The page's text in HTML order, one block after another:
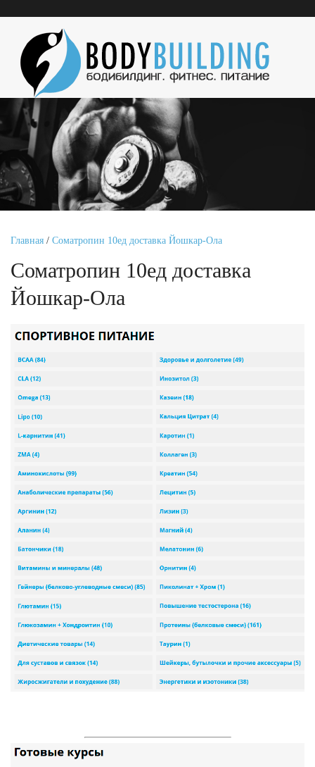
Главная / Cоматропин 10ед доставка Йошкар-Ола
Cоматропин 10ед доставка
Йошкар-Ола